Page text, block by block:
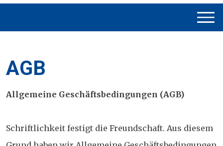
AGB
Allgemeine Geschäftsbedingungen (AGB)
Schriftlichkeit festigt die Freundschaft. Aus diesem